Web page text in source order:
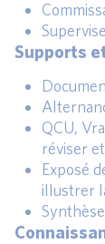
Supports
QCU,
réviser
Exposé
illustrer